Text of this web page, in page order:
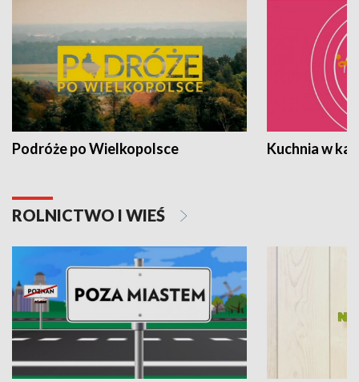
Podróże po Wielkopolsce Kuchnia w
ROLNICTWO I WIEŚ